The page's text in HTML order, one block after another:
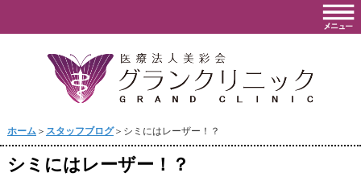
ホーム＞ スタッフブログ＞シミにはレーザー！？
シミにはレーザー！？